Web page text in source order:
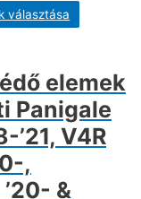
választása
a
variációja
van.
változatok
a
elemek
Panigale
’21, V4R
,
&